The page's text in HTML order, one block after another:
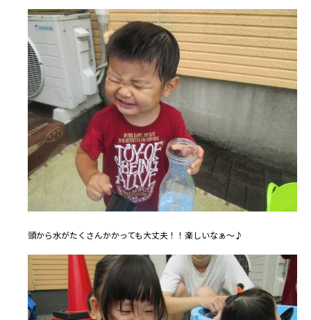
頭から水がたくさんかかっても大丈夫！！楽しいなぁ～♪